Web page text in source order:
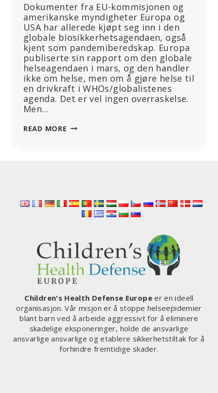
Dokumenter fra EU-kommisjonen og
amerikanske myndigheter Europa og
USA har allerede kjøpt seg inn i den
globale biosikkerhetsagendaen, også
kjent som pandemiberedskap. Europa
publiserte sin rapport om den globale
helseagendaen i mars, og den handler
ikke om helse, men om å gjøre helse til
en drivkraft i WHOs/globalistenes
agenda. Det er vel ingen overraskelse.
Men…
READ MORE HELSEVESENET
RASK
UTVIKLING
VAKSINER
MOT
INFEKSJONER,
MEN
KANSKJE
MOT
ALLE
ANDRE
MEDISINSKE
TILSTANDER
Children's Health Defense Europeer en ideell
organisasjon. Vår misjon er å stoppe helseepidemier
blant barn ved å arbeide aggressivt for å eliminere
skadelige eksponeringer, holde de ansvarlige
ansvarlige ansvarlige og etablere sikkerhetstiltak for å
forhindre fremtidige skader.